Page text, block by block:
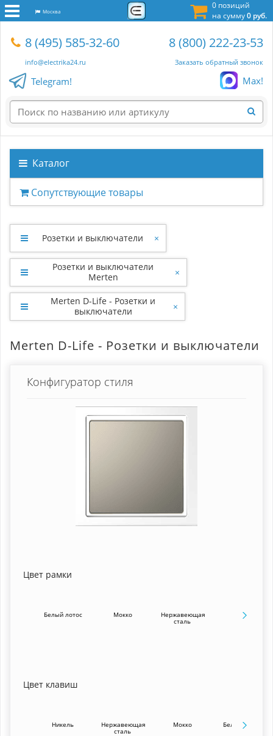
0 позиций
на сумму0 руб.
Москва
8 (495) 585-32-60
info@electrika24.ru
8 (800) 222-23-53
Заказать обратный звонок
Telegram! Max!
Каталог
Сопутствующие товары
Розетки и выключатели ×
Розетки и выключатели
Merten
×
Merten D-Life - Розетки и
выключатели
×
Merten D-Life - Розетки и выключатели
Конфигуратор стиля
Цвет рамки
Белый лотос Мокко Нержавеющая
сталь
Сахара
Цвет клавиш
Никель Нержавеющая
сталь
Мокко Белый лотос